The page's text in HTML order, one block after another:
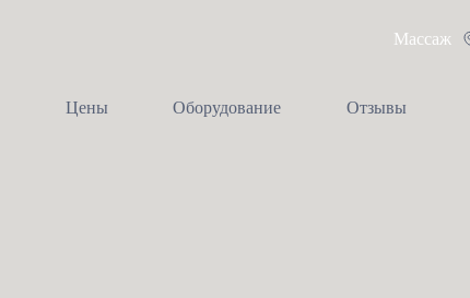
Массаж
Цены Оборудование Отзывы